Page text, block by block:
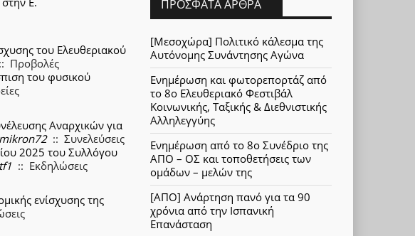
του Ελευθεριακού
Προβολές
του φυσικού
Αναρχικών για
:: Συνελεύσεις
2025 του Συλλόγου
:: Εκδηλώσεις
ενίσχυσης της
ΠΡΌΣΦΑΤΑ ΆΡΘΡΑ
[Μεσοχώρα] Πολιτικό κάλεσμα της
Αυτόνομης Συνάντησης Αγώνα
Ενημέρωση και φωτορεπορτάζ από
το 8ο Ελευθεριακό Φεστιβάλ
Κοινωνικής, Ταξικής & Διεθνιστικής
Αλληλεγγύης
Ενημέρωση από το 8ο Συνέδριο της
ΑΠΟ – ΟΣ και τοποθετήσεις των
ομάδων – μελών της
[ΑΠΟ] Ανάρτηση πανό για τα 90
χρόνια από την Ισπανική
Επανάσταση